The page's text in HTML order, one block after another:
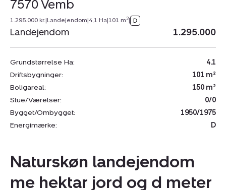
7570 Vemb
1.295.000 kr.|Landejendom|4,1 Ha|101 m2|
Landejendom 1.295.000
Grundstørrelse Ha:
4.1
Driftsbygninger:
101 m²
Boligareal:
150 m²
Stue/Værelser:
0/0
Bygget/Ombygget:
1950/1975
Energimærke:
D
Naturskøn landejendom
me hektar jord og d meter